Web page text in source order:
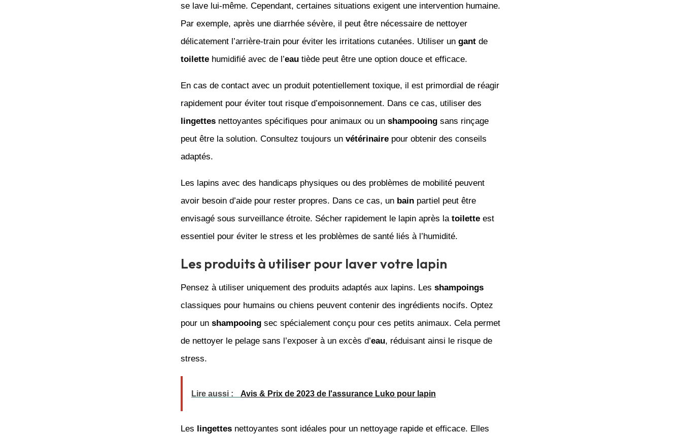
se lave lui-même. Cependant, certaines situations exigent une intervention humaine.
Par exemple, après une diarrhée sévère, il peut être nécessaire de nettoyer
délicatement l’arrière-train pour éviter les irritations cutanées. Utiliser un gantde
toilettehumidifié avec de l’eautiède peut être une option douce et efficace.
En cas de contact avec un produit potentiellement toxique, il est primordial de réagir
rapidement pour éviter tout risque d’empoisonnement. Dans ce cas, utiliser des
lingettesnettoyantes spécifiques pour animaux ou un shampooingsans rinçage
peut être la solution. Consultez toujours un vétérinairepour obtenir des conseils
adaptés.
Les lapins avec des handicaps physiques ou des problèmes de mobilité peuvent
avoir besoin d’aide pour rester propres. Dans ce cas, un bainpartiel peut être
envisagé sous surveillance étroite. Sécher rapidement le lapin après la toiletteest
essentiel pour éviter le stress et les problèmes de santé liés à l’humidité.
Les produits à utiliser pour laver votre lapin
Pensez à utiliser uniquement des produits adaptés aux lapins. Les shampoings
classiques pour humains ou chiens peuvent contenir des ingrédients nocifs. Optez
pour un shampooingsec spécialement conçu pour ces petits animaux. Cela permet
de nettoyer le pelage sans l’exposer à un excès d’eau, réduisant ainsi le risque de
stress.
Lire aussi : Avis & Prix de 2023 de l'assurance Luko pour lapin
Les lingettesnettoyantes sont idéales pour un nettoyage rapide et efficace. Elles